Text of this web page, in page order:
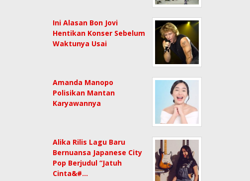
Ini Alasan Bon Jovi
Hentikan Konser Sebelum
Waktunya Usai
Amanda Manopo
Polisikan Mantan
Karyawannya
Alika Rilis Lagu Baru
Bernuansa Japanese City
Pop Berjudul “Jatuh
Cinta&#…